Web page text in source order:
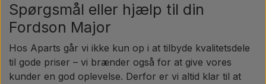
Spørgsmål eller hjælp til din
Fordson Major
Hos Aparts går vi ikke kun op i at tilbyde kvalitetsdele
til gode priser – vi brænder også for at give vores
kunder en god oplevelse. Derfor er vi altid klar til at